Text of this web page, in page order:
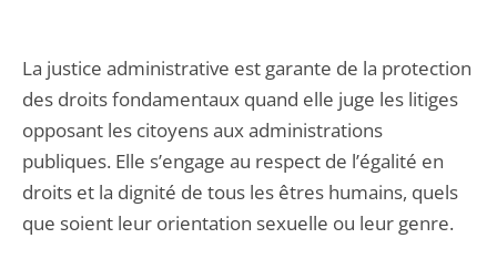
La justice administrative est garante de la protection
des droits fondamentaux quand elle juge les litiges
opposant les citoyens aux administrations
publiques. Elle s’engage au respect de l’égalité en
droits et la dignité de tous les êtres humains, quels
que soient leur orientation sexuelle ou leur genre.